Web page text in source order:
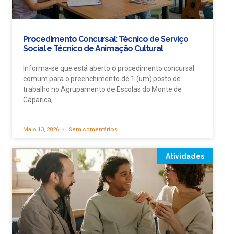
Procedimento Concursal: Técnico de Serviço
Social e Técnico de Animação Cultural
Informa-se que está aberto o procedimento concursal
comum para o preenchimento de 1 (um) posto de
trabalho no Agrupamento de Escolas do Monte de
Caparica,
Maio 13, 2026 Sem comentários
Atividades